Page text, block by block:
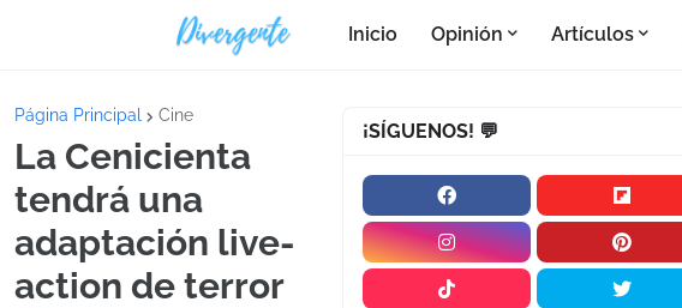
Inicio Opinión Artículos
Página Principal Cine
La Cenicienta
tendrá una
adaptación live-
action de terror
¡SÍGUENOS! 💬